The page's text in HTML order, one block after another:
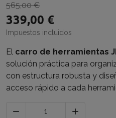
565,00 €
339,00 €
Impuestos incluidos
El carro de herramientas
solución práctica para
con estructura robusta y
acceso rápido a cada

